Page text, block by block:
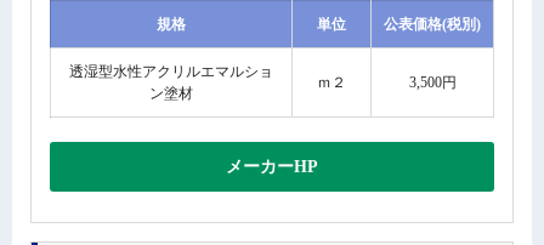
規格 単位 公表価格(税別)
透湿型水性アクリルエマルショ
ン塗材
ｍ２ 3,500円
メーカーHP